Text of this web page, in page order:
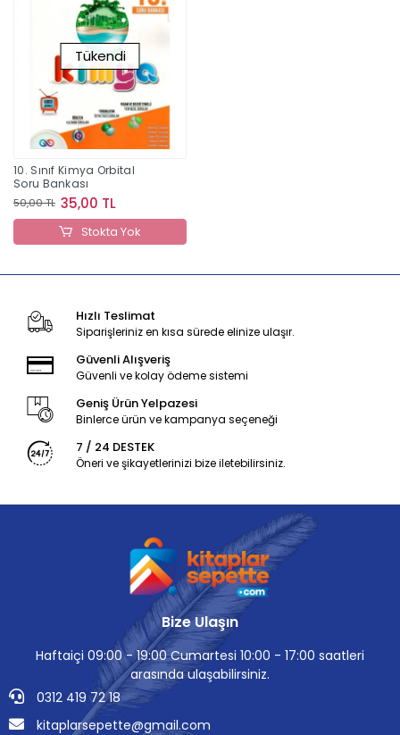
Tükendi
10. Sınıf Kimya Orbital
Soru Bankası
50,00 TL 35,00 TL
Stokta Yok
Hızlı Teslimat
Siparişleriniz en kısa sürede elinize ulaşır.
Güvenli Alışveriş
Güvenli ve kolay ödeme sistemi
Geniş Ürün Yelpazesi
Binlerce ürün ve kampanya seçeneği
7 / 24 DESTEK
Öneri ve şikayetlerinizi bize iletebilirsiniz.
Bize Ulaşın
Haftaiçi 09:00 - 19:00 Cumartesi 10:00 - 17:00 saatleri
arasında ulaşabilirsiniz.
0312 419 72 18
kitaplarsepette@gmail.com